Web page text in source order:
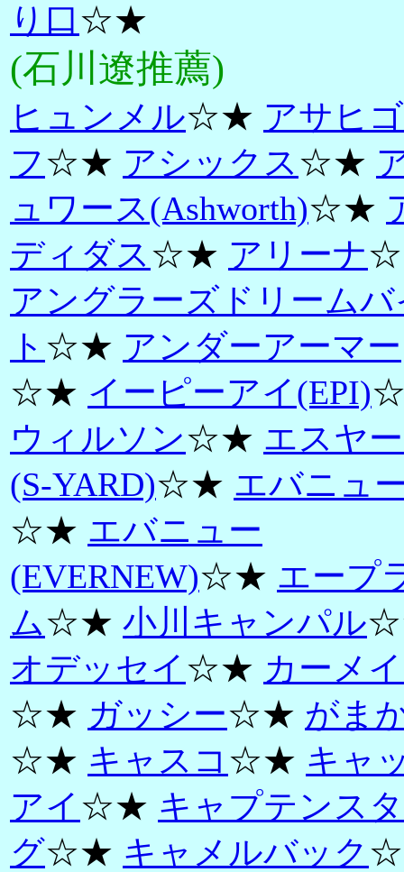
り口☆★
(石川遼推薦)
ヒュンメル☆★ アサヒ
フ☆★ アシックス☆★
ュワース(Ashworth)☆★
ディダス☆★ アリーナ
アングラーズドリームバ
ト ☆★ アンダーアーマー
☆★ イーピーアイ(EPI)
ウィルソン☆★ エスヤ
(S-YARD)☆★ エバニュ
☆★ エバニュー
(EVERNEW)☆★ エープ
ム☆★ 小川キャンパル
オデッセイ ☆★ カーメ
☆★ ガッシー☆★ がま
☆★ キャスコ ☆★ キャ
アイ ☆★ キャプテンス
グ☆★ キャメルバック